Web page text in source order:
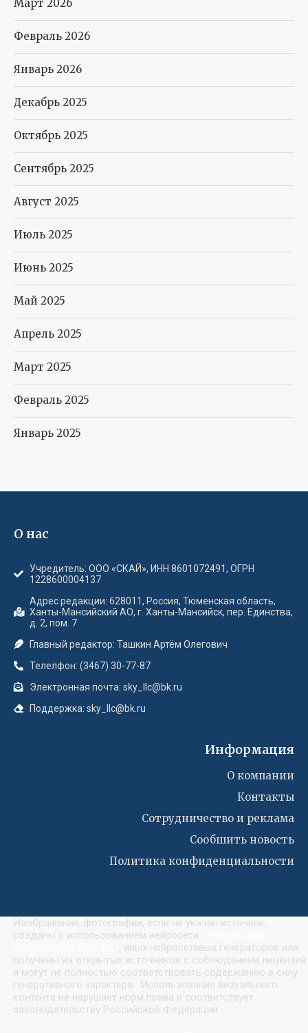
Март 2026
Февраль 2026
Январь 2026
Декабрь 2025
Октябрь 2025
Сентябрь 2025
Август 2025
Июль 2025
Июнь 2025
Май 2025
Апрель 2025
Март 2025
Февраль 2025
Январь 2025
О нас
Учредитель: ООО «СКАЙ», ИНН 8601072491, ОГРН
1228600004137
Адрес редакции: 628011, Россия, Тюменская область,
Ханты-Мансийский АО, г. Ханты-Мансийск, пер. Единства,
д. 2, пом. 7
Главный редактор: Ташкин Артём Олегович
Телелфон: (3467) 30-77-87
Электронная почта: sky_llc@bk.ru
Поддержка: sky_llc@bk.ru
Информация
О компании
Контакты
Сотрудничество и реклама
Сообшить новость
Политика конфиденциальности
Изображения, фотографии, если не указан источник,
созданы с использованием нейросети
, иных нейросетевых генераторов или
получены из открытых источников с соблюдением лицензий
и могут не полностью соответствовать содержанию в силу
генеративного характера. Использование визуального
контента не нарушает норм права и соответствует
законодательству Российской Федерации.